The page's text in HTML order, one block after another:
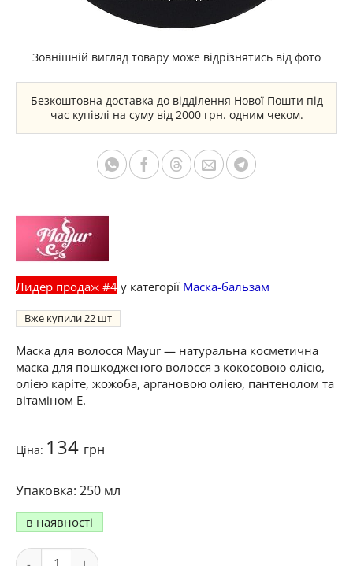
Зовнішній вигляд товару може відрізнятись від фото
Безкоштовна доставка до відділення Нової Пошти під
час купівлі на суму від 2000 грн. одним чеком.
Лидер продаж #4 у категорії Маска-бальзам
Вже купили22
Маска для волосся Mayur — натуральна косметична
маска для пошкодженого волосся з кокосовою олією,
олією каріте, жожоба, аргановою олією, пантенолом та
вітаміном Е.
Ціна: 134 грн
250 мл
в наявності